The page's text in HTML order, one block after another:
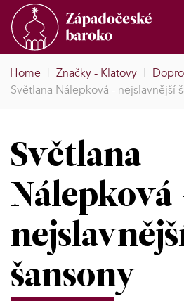
Home | Značky - Klatovy |
Světlana Nálepková - nejslavnější
Světlana
Nálepková
šansony